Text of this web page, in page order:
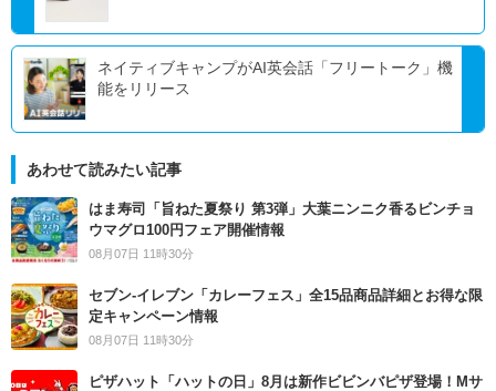
ネイティブキャンプがAI英会話「フリートーク」機
能をリリース
あわせて読みたい記事
はま寿司「旨ねた夏祭り 第3弾」大葉ニンニク香るビンチョ
ウマグロ100円フェア開催情報
08月07日 11時30分
セブン‐イレブン「カレーフェス」全15品商品詳細とお得な限
定キャンペーン情報
08月07日 11時30分
ピザハット「ハットの日」8月は新作ビビンバピザ登場！Mサ